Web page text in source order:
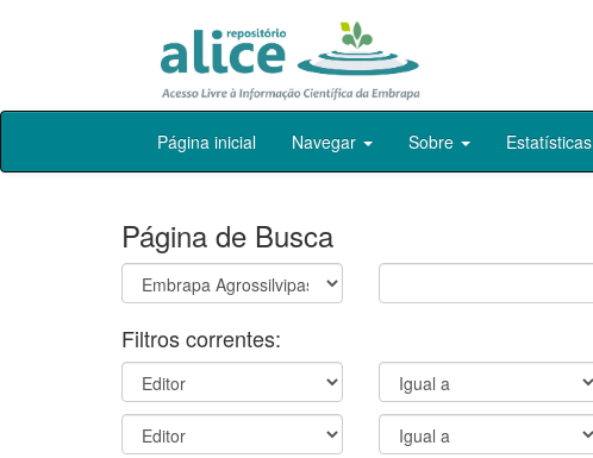
Skip
Página inicial Navegar Sobre Estatísticas
Página de Busca
Filtros correntes: